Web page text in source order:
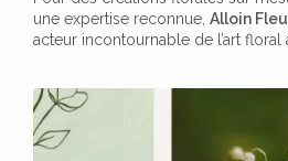
une expertise reconnue, Alloin
acteur incontournable de l’art floral